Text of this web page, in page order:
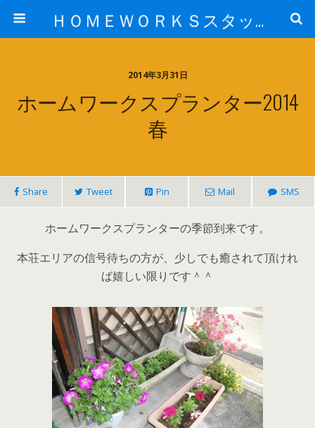
ＨＯＭＥＷＯＲＫＳスタッフ日記ブログ
2014年3月31日
ホームワークスプランター2014
春
Share Tweet Pin Mail SMS
ホームワークスプランターの季節到来です。
本荘エリアの信号待ちの方が、少しでも癒されて頂けれ
ば嬉しい限りです＾＾